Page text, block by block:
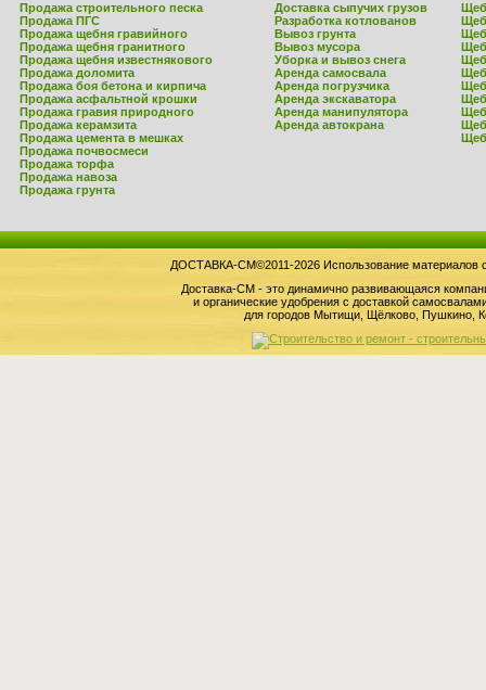
Продажа строительного песка
Продажа ПГС
Продажа щебня гравийного
Продажа щебня гранитного
Продажа щебня известнякового
Продажа доломита
Продажа боя бетона и кирпича
Продажа асфальтной крошки
Продажа гравия природного
Продажа керамзита
Продажа цемента в мешках
Доставка сыпучих грузов
Разработка котлованов
Вывоз грунта
Вывоз мусора
Уборка и вывоз снега
Аренда самосвала
Аренда погрузчика
Аренда экскаватора
Аренда манипулятора
Аренда автокрана
Продажа почвосмеси
Продажа торфа
Продажа навоза
Продажа грунта
ДОСТАВКА-СМ©2011-2026 Использование материалов
Доставка-СМ - это динамично развивающаяся
и органические удобрения с доставкой
для городов Мытищи, Щёлково, Пушкино,